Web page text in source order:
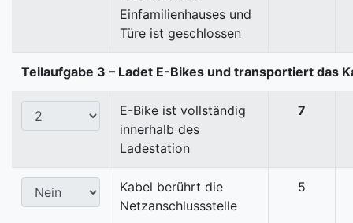
Einfamilienhauses und
Türe ist geschlossen
Teilaufgabe 3 – Ladet E-Bikes und transportiert das
E-Bike ist vollständig
innerhalb des
Ladestation
7
Kabel berührt die
Netzanschlussstelle
5